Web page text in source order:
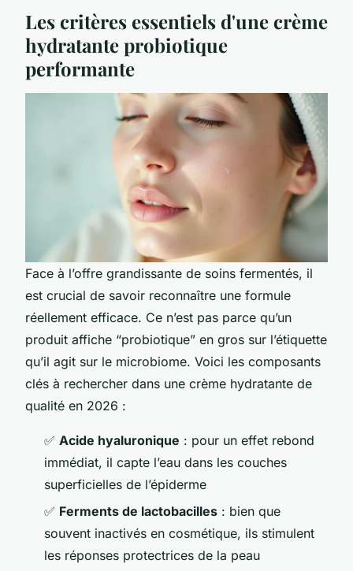
Les critères essentiels d'une crème
hydratante probiotique
performante
Face à l’offre grandissante de soins fermentés, il
est crucial de savoir reconnaître une formule
réellement efficace. Ce n’est pas parce qu’un
produit affiche “probiotique” en gros sur l’étiquette
qu’il agit sur le microbiome. Voici les composants
clés à rechercher dans une crème hydratante de
qualité en 2026 :
✅ Acide hyaluronique : pour un effet rebond
immédiat, il capte l’eau dans les couches
superficielles de l’épiderme
✅ Ferments de lactobacilles : bien que
souvent inactivés en cosmétique, ils stimulent
les réponses protectrices de la peau